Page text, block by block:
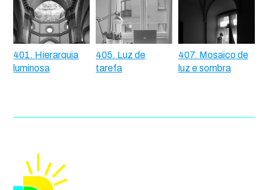
401. Hierarquia
luminosa
405. Luz de
tarefa
407. Mosaico de
luz e sombra